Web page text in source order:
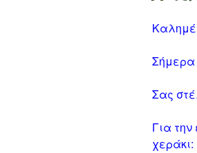
Σήμερα
Σας
Για
χεράκι: